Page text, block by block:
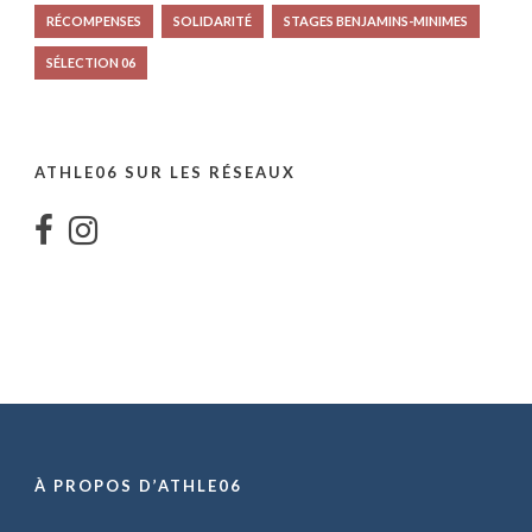
RÉCOMPENSES SOLIDARITÉ STAGES BENJAMINS-MINIMES
SÉLECTION 06
ATHLE06 SUR LES RÉSEAUX
À PROPOS D’ATHLE06